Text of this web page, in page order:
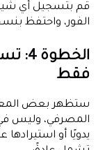
قم بتسجيل أي
الفور، واحتفظ
فقط
ستظهر بعض
المصرفي، وليس
يدويًا أو